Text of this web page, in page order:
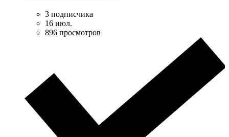
3 подписчика
16 июл.
896 просмотров